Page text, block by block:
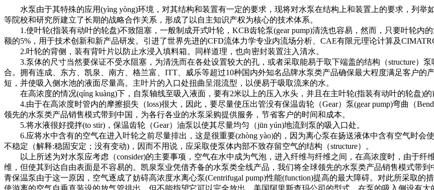
水泵由于其特殊的应用(yìng yòng)环境，对其结构和装置有一定的要求，现将对水泵在结构上和装置上的要求，列举如
等院校和研究所建立了长期的战略合作关系，形成了以自主知识产权为核心的技术体系。
1.使叶轮(指装有动叶的轮盘)不致阻塞，一般制成开式叶轮，KCB齿轮泵(gear pump)清洗也容易，然而，只要叶轮内
额的5%，用于技术创新和新产品研发。引进了世界先进的CFD流体力学专业内流场分析、CAE有限元理论计算及
2.叶轮的背侧，装有背叶片以防止水浸入填料箱。同样道理，也向密封装置注入清水。
3.泵体的尺寸当然要保证不受水阻塞，为清洗而在各处设置较大的孔，或者采取能易于取下端盖的结构（structure）泵
合。拥有连成、东方、凯泉、南方、格兰富、ITT、威乐等超过10种国内外知名品牌水泵类产品确保最大程度满足客户的
短，并使吸入侧水池的液面尽量高。主叶片的入口处扭曲呈混流型，以便易于吸取流来的水。
在高浓度的情况(qíng kuàng)下，自泵轴线至吸入液面，要有2米以上的压入水头，并且在主叶轮(指装有动叶的轮盘)的
4.由于在高浓度时管内的摩擦损失（loss)很大，因此，要尽量使压出管没有保温齿轮（Gear）泵(gear pump)弯曲（
领先的水泵类产品销售模式带到中国，为各行各业的水泵采购提供服务，节省客户的时间和成本。
5.将水液很好搅拌(to stir)，保温齿轮（Gear）油泵以使其尽量均匀（jūn yún)地流到泵的吸入口处。
6.应将水中含有的空气在进入叶轮之前尽量排出，这是很重要(zhòng yào)的，因为离心泵在扬送液体中含有空气时会
不稳定（解释:稳固安定；没有变动)，因而不用说，应采取使泵体内部不致存留空气的结构（structure）。
以上所述为对水泵应考虑（consider)的主要事项，空气在水中成为气泡，进入纤维与纤维之间，在高浓度时，由于纤维
维，但使其到达自由表面是不容易的。凯泉泵业凭借齐备的水泵类全线产品，我们将全球领先的水泵类产品销售模式带
青保温泵由于这一原因，空气逐成了妨碍高浓度水离心泵(Centrifugal pump)性能(function)提高的最大障碍。对此所采取的
使游离的空气自垂直装设的放气管排出，但不能指望它可以完全放出。美国阿里斯查玛公司的型式，在泵的吸入侧设有